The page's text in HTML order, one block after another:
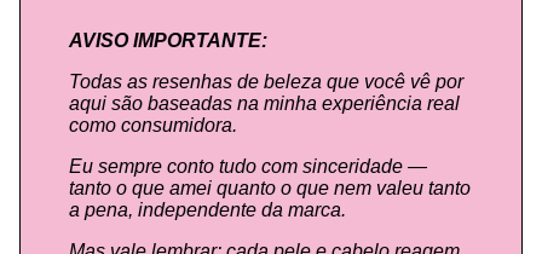
AVISO IMPORTANTE:
Todas as resenhas de beleza que você vê por
aqui são baseadas na minha experiência real
como consumidora.
Eu sempre conto tudo com sinceridade —
tanto o que amei quanto o que nem valeu tanto
a pena, independente da marca.